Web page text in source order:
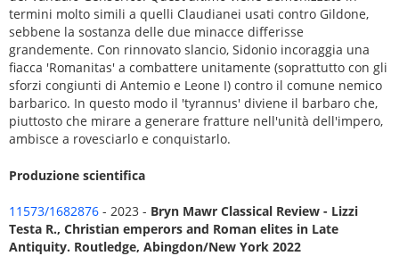
termini molto simili a quelli Claudianei usati contro Gildone,
sebbene la sostanza delle due minacce differisse
grandemente. Con rinnovato slancio, Sidonio incoraggia una
fiacca 'Romanitas' a combattere unitamente (soprattutto con gli
sforzi congiunti di Antemio e Leone I) contro il comune nemico
barbarico. In questo modo il 'tyrannus' diviene il barbaro che,
piuttosto che mirare a generare fratture nell'unità dell'impero,
ambisce a rovesciarlo e conquistarlo.
Produzione scientifica
11573/1682876 - 2023 - Bryn Mawr Classical Review - Lizzi
Testa R., Christian emperors and Roman elites in Late
Antiquity. Routledge, Abingdon/New York 2022